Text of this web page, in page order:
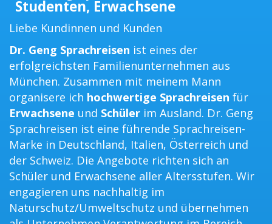
Studenten, Erwachsene
Liebe Kundinnen und Kunden
Dr. Geng Sprachreisen ist eines der
erfolgreichsten Familienunternehmen aus
München. Zusammen mit meinem Mann
organisere ich hochwertige Sprachreisen für
Erwachsene und Schüler im Ausland. Dr. Geng
Sprachreisen ist eine führende Sprachreisen-
Marke in Deutschland, Italien, Österreich und
der Schweiz. Die Angebote richten sich an
Schüler und Erwachsene aller Altersstufen. Wir
engagieren uns nachhaltig im
Naturschutz/Umweltschutz und übernehmen